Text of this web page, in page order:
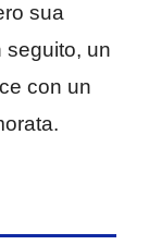
sua
seguito, un
con un